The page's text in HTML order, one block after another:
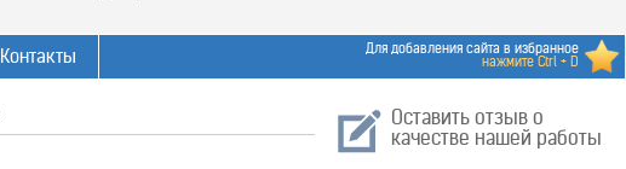
Контакты Для добавления сайта в избранное
нажмите Ctrl + D
Оставить отзыв о
качестве нашей работы